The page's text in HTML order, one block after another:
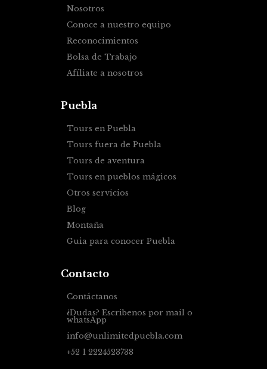
Nosotros
Conoce a nuestro equipo
Reconocimientos
Bolsa de Trabajo
Afíliate a nosotros
Puebla
Tours en Puebla
Tours fuera de Puebla
Tours de aventura
Tours en pueblos mágicos
Otros servicios
Blog
Montaña
Guia para conocer Puebla
Contacto
Contáctanos
¿Dudas? Escribenos por mail o
whatsApp
info@unlimitedpuebla.com
+52 1 2224523738